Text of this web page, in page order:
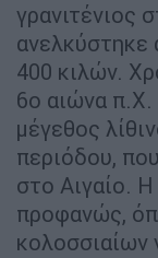
γρανιτένιος
ανελκύστηκε
400 κιλών.
6ο αιώνα π.Χ.
μέγεθος
περιόδου,
στο Αιγαίο.
προφανώς,
κολοσσιαίων